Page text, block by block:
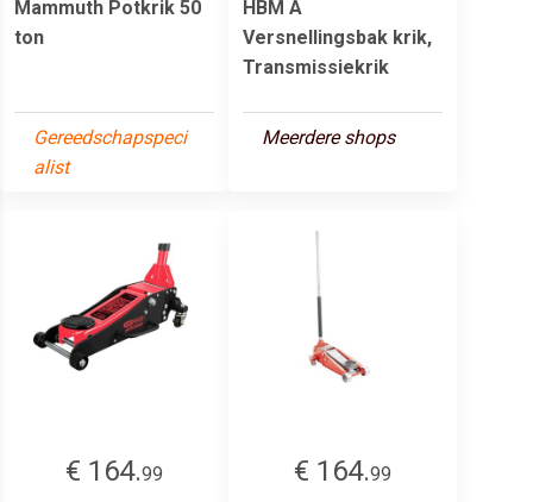
Mammuth Potkrik 50
ton
Gereedschapspeci
alist
HBM A
Versnellingsbak krik,
Transmissiekrik
Meerdere shops
€ 164.99 € 164.99